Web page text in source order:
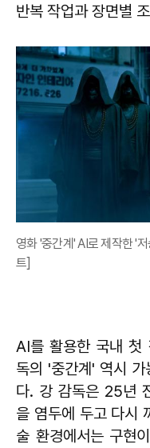
반복 작업과 장면별
영화 '중간계' AI로 제작한 '
트]
AI를 활용한 국내 첫
독의 '중간계' 역시 가
다. 강 감독은 25년
을 염두에 두고 다시
술 환경에서는 구현